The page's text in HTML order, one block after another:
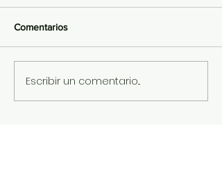
Comentarios
Escribir un comentario...